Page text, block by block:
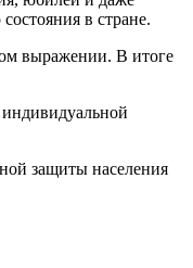
в стране.
выражении. В итоге
защиты населения